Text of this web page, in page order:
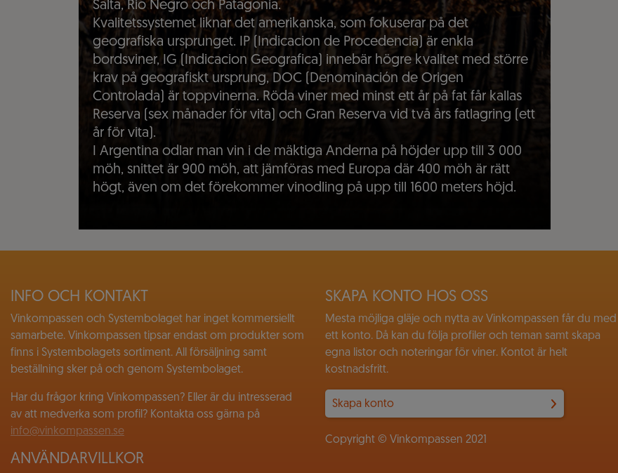
Salta, Rio Negro och Patagonia.
Kvalitetssystemet liknar det amerikanska, som fokuserar på det
geografiska ursprunget. IP (Indicacion de Procedencia) är enkla
bordsviner, IG (Indicacion Geografica) innebär högre kvalitet med större
krav på geografiskt ursprung, DOC (Denominación de Origen
Controlada) är toppvinerna. Röda viner med minst ett år på fat får kallas
Reserva (sex månader för vita) och Gran Reserva vid två års fatlagring (ett
år för vita).
I Argentina odlar man vin i de mäktiga Anderna på höjder upp till 3 000
möh, snittet är 900 möh, att jämföras med Europa där 400 möh är rätt
högt, även om det förekommer vinodling på upp till 1600 meters höjd.
INFO OCH KONTAKT
Vinkompassen och Systembolaget har inget kommersiellt
samarbete. Vinkompassen tipsar endast om produkter som
finns i Systembolagets sortiment. All försäljning samt
beställning sker på och genom Systembolaget.
Har du frågor kring Vinkompassen? Eller är du intresserad
av att medverka som profil? Kontakta oss gärna på
info@vinkompassen.se
ANVÄNDARVILLKOR
SKAPA KONTO HOS OSS
Mesta möjliga gläje och nytta av Vinkompassen får du med
ett konto. Då kan du följa profiler och teman samt skapa
egna listor och noteringar för viner. Kontot är helt
kostnadsfritt.
Skapa konto
Copyright © Vinkompassen 2021